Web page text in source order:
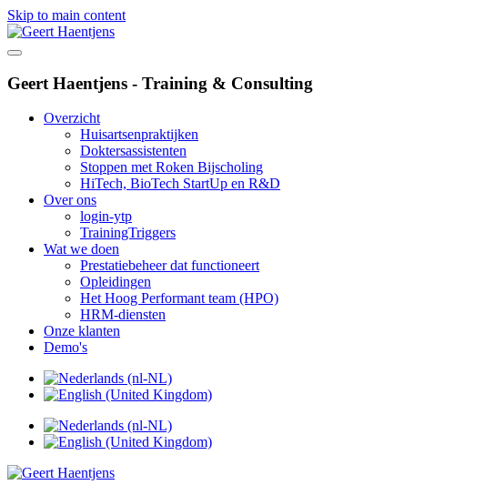
Skip to main content
Geert Haentjens - Training & Consulting
Overzicht
Huisartsenpraktijken
Doktersassistenten
Stoppen met Roken Bijscholing
HiTech, BioTech StartUp en R&D
Over ons
login-ytp
TrainingTriggers
Wat we doen
Prestatiebeheer dat functioneert
Opleidingen
Het Hoog Performant team (HPO)
HRM-diensten
Onze klanten
Demo's